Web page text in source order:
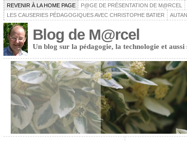
REVENIR À LA HOME PAGE P@GE DE PRÉSENTATION DE M@RCEL
LES CAUSERIES PÉDAGOGIQUES AVEC CHRISTOPHE BATIER
Blog de M@rcel
Un blog sur la pédagogie, la technologie et